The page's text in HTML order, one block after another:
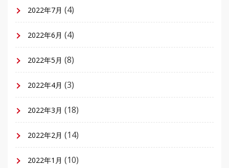
2022年7月 (4)
2022年6月 (4)
2022年5月 (8)
2022年4月 (3)
2022年3月 (18)
2022年2月 (14)
2022年1月 (10)